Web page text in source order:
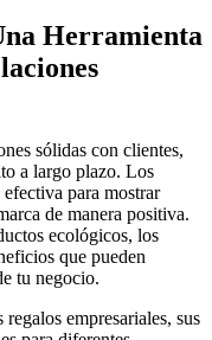
Herramienta
sólidas con clientes,
a largo plazo. Los
efectiva para mostrar
de manera positiva.
ecológicos, los
que pueden
tu negocio.
empresariales, sus